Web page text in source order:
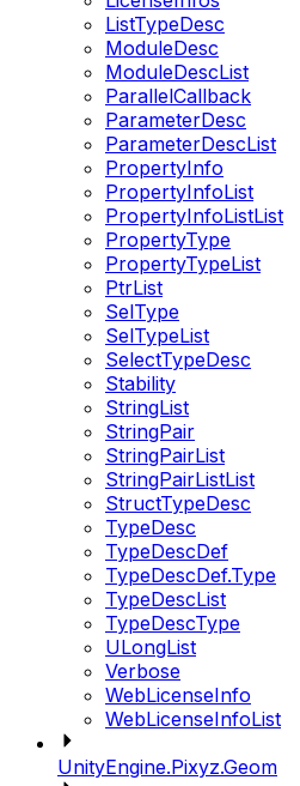
ListTypeDesc
ModuleDesc
ModuleDescList
ParallelCallback
ParameterDesc
ParameterDescList
PropertyInfo
PropertyInfoList
PropertyInfoListList
PropertyType
PropertyTypeList
PtrList
SelType
SelTypeList
SelectTypeDesc
Stability
StringList
StringPair
StringPairList
StringPairListList
StructTypeDesc
TypeDesc
TypeDescDef
TypeDescDef.Type
TypeDescList
TypeDescType
ULongList
Verbose
WebLicenseInfo
WebLicenseInfoList
UnityEngine.Pixyz.Geom